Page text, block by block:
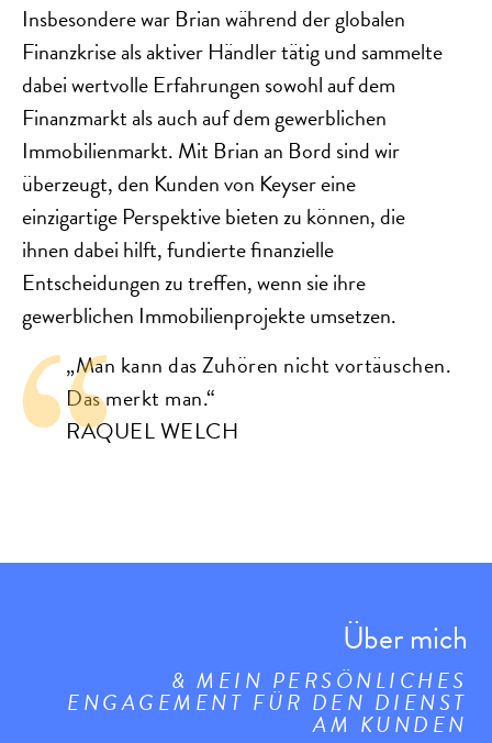
Insbesondere war Brian während der globalen
Finanzkrise als aktiver Händler tätig und sammelte
dabei wertvolle Erfahrungen sowohl auf dem
Finanzmarkt als auch auf dem gewerblichen
Immobilienmarkt. Mit Brian an Bord sind wir
überzeugt, den Kunden von Keyser eine
einzigartige Perspektive bieten zu können, die
ihnen dabei hilft, fundierte finanzielle
Entscheidungen zu treffen, wenn sie ihre
gewerblichen Immobilienprojekte umsetzen.
„Man kann das Zuhören nicht vortäuschen.
Das merkt man.“
RAQUEL WELCH
Über mich
& MEIN PERSÖNLICHES
ENGAGEMENT FÜR DEN DIENST
AM KUNDEN